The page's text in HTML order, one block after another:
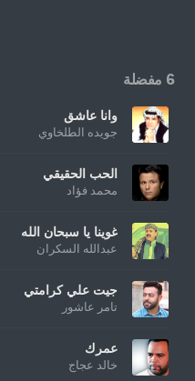
6 مفضلة
وانا عاشق
جويده الطلخاوي
الحب الحقيقي
محمد فؤاد
غوينا يا سبحان الله
عبدالله السكران
جيت علي كرامتي
تامر عاشور
عمرك
خالد عجاج